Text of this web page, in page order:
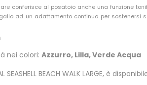
conferisce al posatoio anche una funzione
ad un adattamento continuo per sostenersi
nei colori: Azzurro, Lilla, Verde Acqua
BEACH WALK LARGE, è